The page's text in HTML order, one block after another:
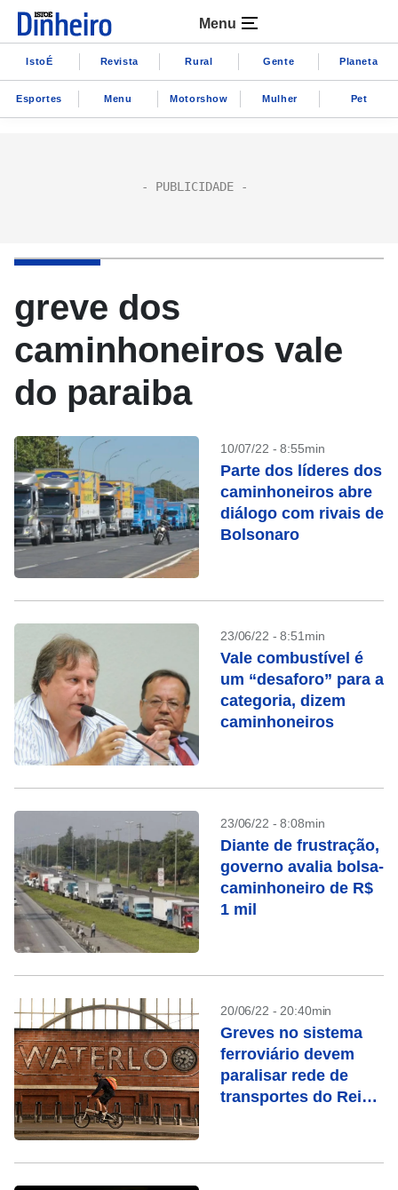
Menu
IstoÉ Revista Rural Gente Planeta
Esportes Menu Motorshow Mulher Pet
greve dos
caminhoneiros vale
do paraiba
10/07/22 - 8:55min
Parte dos líderes dos
caminhoneiros abre
diálogo com rivais de
Bolsonaro
23/06/22 - 8:51min
Vale combustível é
um “desaforo” para a
categoria, dizem
caminhoneiros
23/06/22 - 8:08min
Diante de frustração,
governo avalia bolsa-
caminhoneiro de R$
1 mil
20/06/22 - 20:40min
Greves no sistema
ferroviário devem
paralisar rede de
transportes do Reino